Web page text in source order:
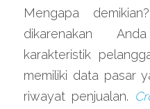
Mengapa
dikarenakan
karakteristik
memiliki data pasar
riwayat penjualan.